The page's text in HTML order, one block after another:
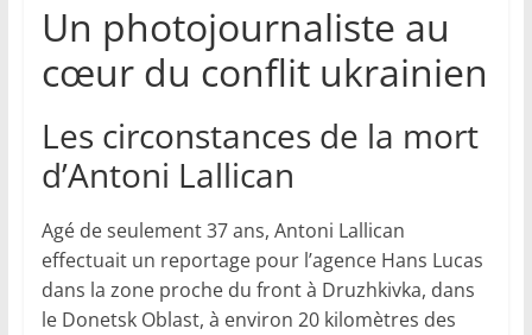
Un photojournaliste au
cœur du conflit ukrainien
Les circonstances de la mort
d’Antoni Lallican
Agé de seulement 37 ans, Antoni Lallican
effectuait un reportage pour l’agence Hans Lucas
dans la zone proche du front à Druzhkivka, dans
le Donetsk Oblast, à environ 20 kilomètres des